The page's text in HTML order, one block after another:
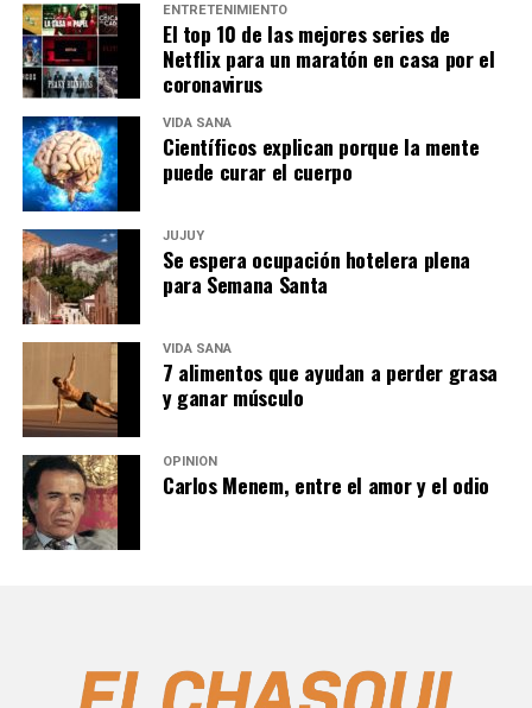
ENTRETENIMIENTO
El top 10 de las mejores series de
Netflix para un maratón en casa por el
coronavirus
VIDA SANA
Científicos explican porque la mente
puede curar el cuerpo
JUJUY
Se espera ocupación hotelera plena
para Semana Santa
VIDA SANA
7 alimentos que ayudan a perder grasa
y ganar músculo
OPINIÓN
Carlos Menem, entre el amor y el odio